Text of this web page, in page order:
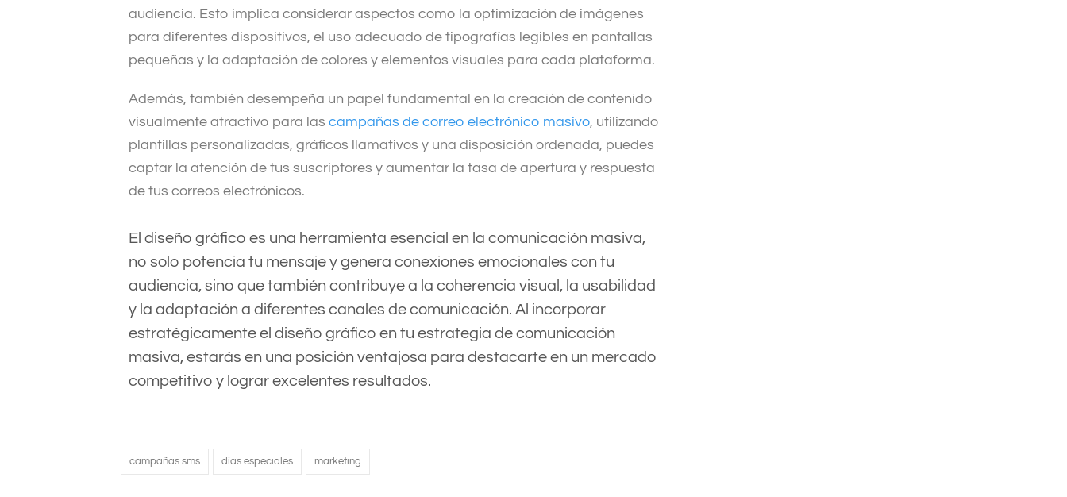
audiencia. Esto implica considerar aspectos como la optimización de imágenes
para diferentes dispositivos, el uso adecuado de tipografías legibles en pantallas
pequeñas y la adaptación de colores y elementos visuales para cada plataforma.
Además, también desempeña un papel fundamental en la creación de contenido
visualmente atractivo para las campañas de correo electrónico masivo, utilizando
plantillas personalizadas, gráficos llamativos y una disposición ordenada, puedes
captar la atención de tus suscriptores y aumentar la tasa de apertura y respuesta
de tus correos electrónicos.
El diseño gráfico es una herramienta esencial en la comunicación masiva,
no solo potencia tu mensaje y genera conexiones emocionales con tu
audiencia, sino que también contribuye a la coherencia visual, la usabilidad
y la adaptación a diferentes canales de comunicación. Al incorporar
estratégicamente el diseño gráfico en tu estrategia de comunicación
masiva, estarás en una posición ventajosa para destacarte en un mercado
competitivo y lograr excelentes resultados.
campañas sms días especiales marketing